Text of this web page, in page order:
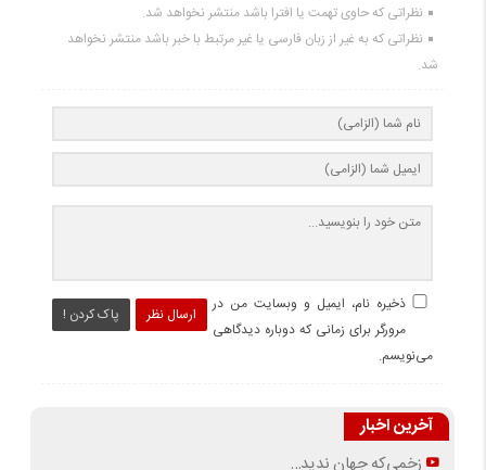
نظراتی که حاوی تهمت یا افترا باشد منتشر نخواهد شد.
نظراتی که به غیر از زبان فارسی یا غیر مرتبط با خبر باشد منتشر نخواهد
شد.
ارسال نظر پاک کردن !
ذخیره نام، ایمیل و وبسایت من در
مرورگر برای زمانی که دوباره دیدگاهی
می‌نویسم.
آخرین اخبار
زخمی‌که جهان ندید…